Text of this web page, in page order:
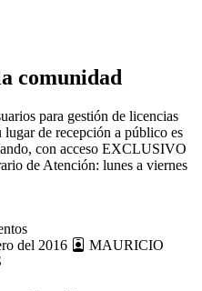
comunidad
para gestión de licencias
de recepción a público es
con acceso EXCLUSIVO
de Atención: lunes a viernes
del 2016
MAURICIO